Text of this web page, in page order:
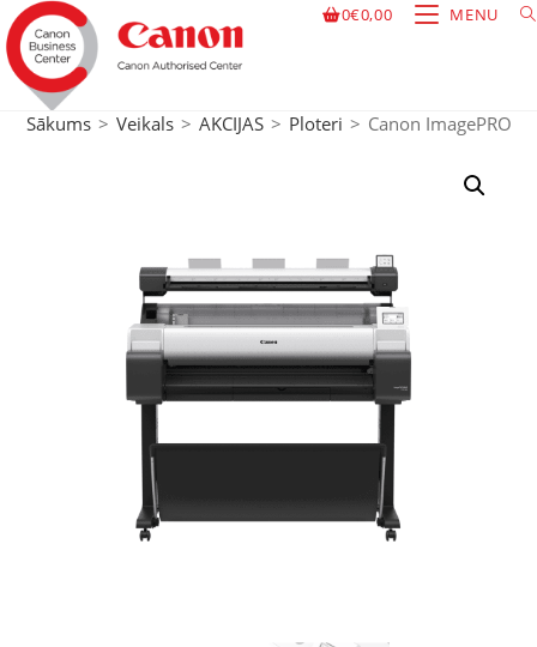
0€0,00 MENU
Sākums > Veikals > AKCIJAS > Ploteri > Canon